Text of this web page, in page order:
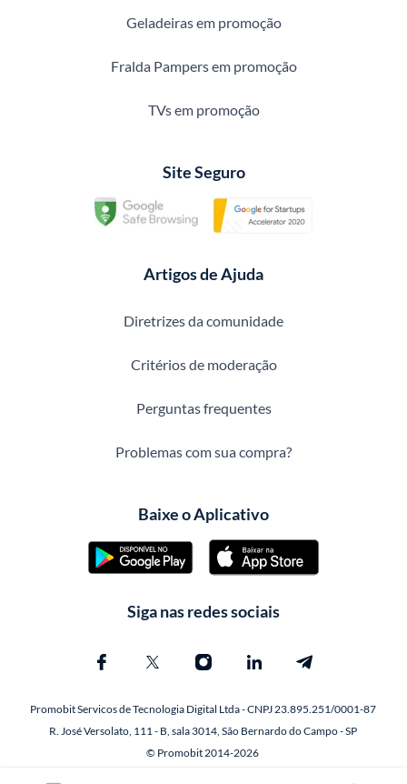
Geladeiras em promoção
Fralda Pampers em promoção
TVs em promoção
Site Seguro
Artigos de Ajuda
Diretrizes da comunidade
Critérios de moderação
Perguntas frequentes
Problemas com sua compra?
Baixe o Aplicativo
Siga nas redes sociais
Promobit Servicos de Tecnologia Digital Ltda - CNPJ 23.895.251/0001-87
R. José Versolato, 111 - B, sala 3014, São Bernardo do Campo - SP
© Promobit 2014-2026